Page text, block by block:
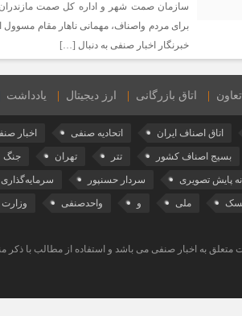
سازمان صمت شهر و اداره کل صمت مازندران
برای مردم واصناف، مهمانی ناهار مقام مسوول
خبرنگار اخبار صنفی به دنبال […]
اتاق بازرگانی ارز دیجیتال یادداشت
اتاق اصناف ایران اتحادیه صنفی اخبار
بسیج اصناف کشور تتر تهران جنگ
پایش تصویری سردار حسنپور سرمایه‌گذاری
ملی و واحدصنفی
به اخبار صنفی می باشد و استفاده از مطالب با ذکر